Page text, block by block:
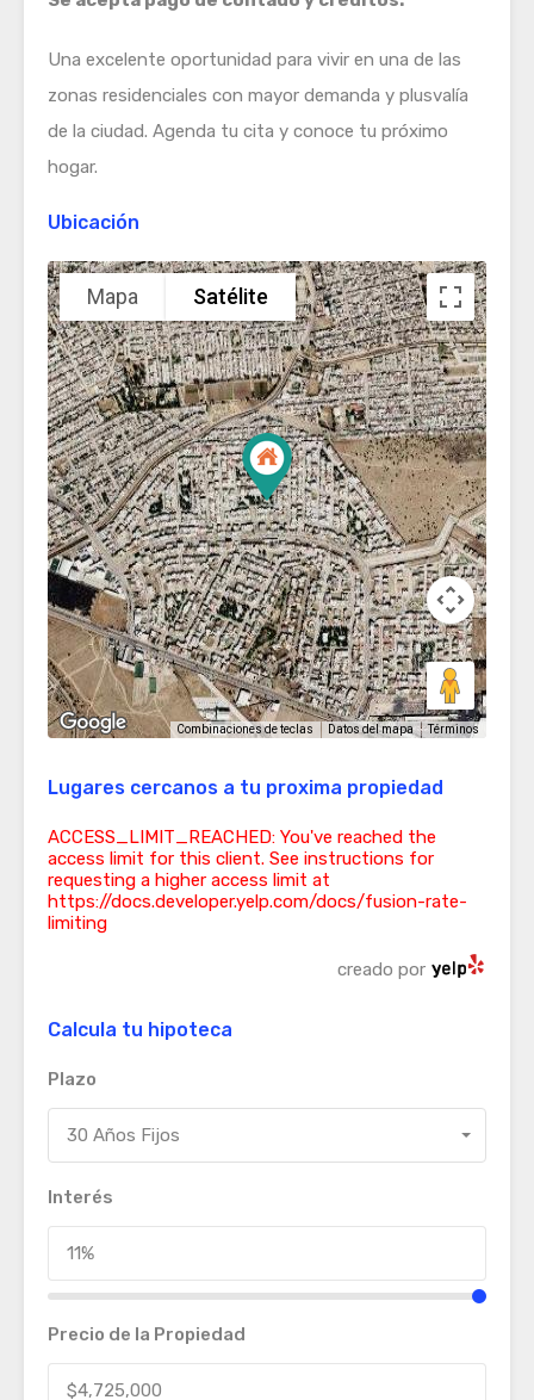
Una excelente oportunidad para vivir en una de las
zonas residenciales con mayor demanda y plusvalía
de la ciudad. Agenda tu cita y conoce tu próximo
hogar.
Ubicación
Mapa Satélite
Combinaciones de teclas Datos del mapa Términos
Lugares cercanos a tu proxima propiedad
ACCESS_LIMIT_REACHED: You've reached the
access limit for this client. See instructions for
requesting a higher access limit at
https://docs.developer.yelp.com/docs/fusion-rate-
limiting
creado por
Calcula tu hipoteca
Plazo
30 Años Fijos
Interés
Precio de la Propiedad